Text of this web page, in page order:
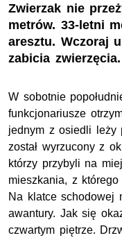
Zwierzak nie
metrów. 33-letni
aresztu. Wczoraj
zabicia zwierzęcia.
W sobotnie
funkcjonariusze
jednym z osiedli leży
został wyrzucony z
którzy przybyli na
mieszkania, z
Na klatce schodowej
awantury. Jak się
czwartym piętrze.